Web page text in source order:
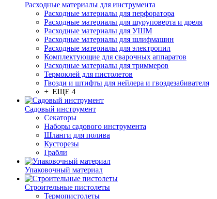
Расходные материалы для инструмента
Расходные материалы для перфоратора
Расходные материалы для шуруповерта и дреля
Расходные материалы для УШМ
Расходные материалы для шлифмашин
Расходные материалы для электропил
Комплектующие для сварочных аппаратов
Расходные материалы для триммеров
Термоклей для пистолетов
Гвозди и штифты для нейлера и гвоздезабивателя
+ ЕЩЕ 4
Садовый инструмент
Секаторы
Наборы садового инструмента
Шланги для полива
Кусторезы
Грабли
Упаковочный материал
Строительные пистолеты
Термопистолеты